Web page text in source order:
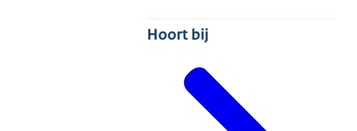
Hoort bij